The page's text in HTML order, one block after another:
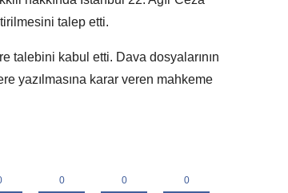
talep etti.
talebini kabul etti. Dava dosyalarının
yazılmasına karar veren mahkeme